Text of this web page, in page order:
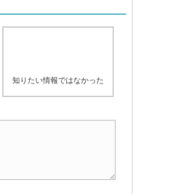
知りたい情報ではなかった